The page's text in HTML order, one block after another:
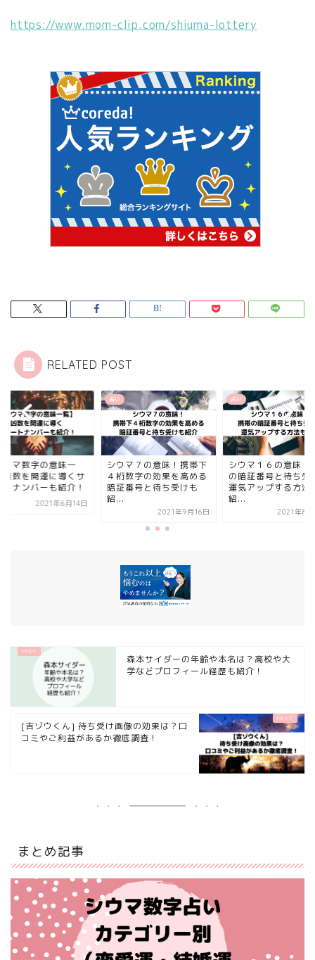
https://www.mom-clip.com/shiuma-lottery
RELATED POST
マ７の意味！携帯下
数字の効果を高める
番号と待ち受けも
占い
シウマ１６の意味！携帯
の暗証番号と待ち受けで
運気アップする方法も
紹...
2021年8月22日
占い
【シウマ数字の意
覧】凶数を開運に
ポートナンバーも
森本サイダーの年齢や本名は？高校や大
学などプロフィール経歴も紹介！
[吉ゾウくん] 待ち受け画像の効果は？口
コミやご利益があるか徹底調査！
まとめ記事